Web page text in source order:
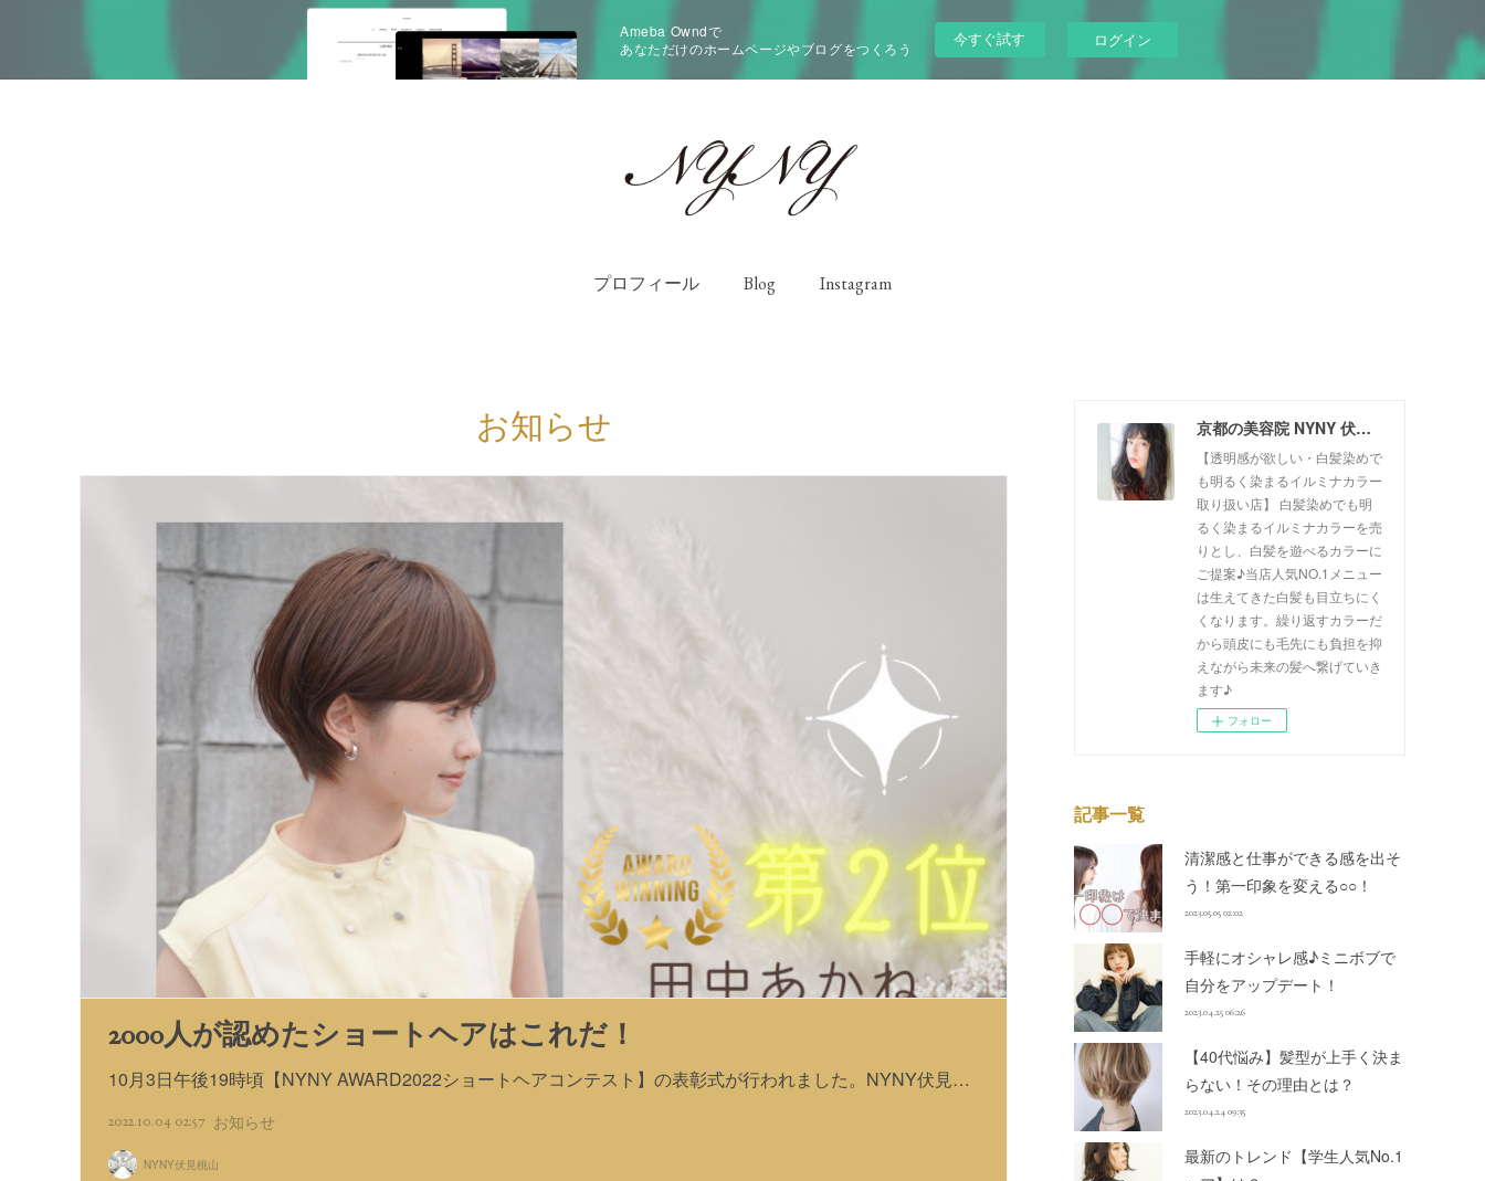
Ameba Owndで
あなただけのホームページやブログをつくろう
今すぐ試す ログイン
プロフィール Blog Instagram
お知らせ
2000人が認めたショートヘアはこれだ！
10月3日午後19時頃【NYNY AWARD2022ショートヘアコンテスト】の表彰式が行われました。NYNY伏見…
2022.10.04 02:57 お知らせ
NYNY伏見桃山
京都の美容院 NYNY 伏見桃山店
【透明感が欲しい・白髪染めで
も明るく染まるイルミナカラー
取り扱い店】 白髪染めでも明
るく染まるイルミナカラーを売
りとし、白髪を遊べるカラーに
ご提案♪当店人気NO.1メニュー
は生えてきた白髪も目立ちにく
くなります。繰り返すカラーだ
から頭皮にも毛先にも負担を抑
えながら未来の髪へ繋げていき
ます♪
フォロー
記事一覧
清潔感と仕事ができる感を出そ
う！第一印象を変える○○！
2023.05.05 02:02
手軽にオシャレ感♪ミニボブで
自分をアップデート！
2023.04.25 06:26
【40代悩み】髪型が上手く決ま
らない！その理由とは？
2023.04.24 09:35
最新のトレンド【学生人気No.1